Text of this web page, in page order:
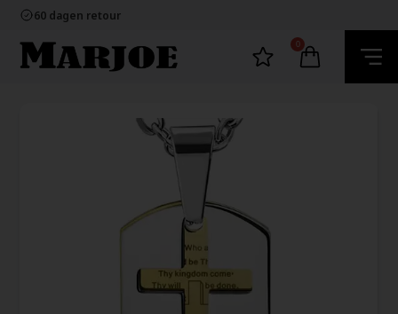
60 dagen retour
Ecommerce Europe
100% nikkelvrij sieraden
60 dagen retour
0